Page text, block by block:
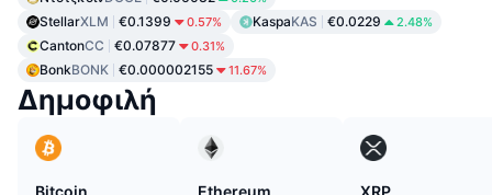
StellarXLM €0.1399 0.57% KaspaKAS €0.0229 2.48%
CantonCC €0.07877 0.31%
BonkBONK €0.000002155 11.67%
Δημοφιλή
Bitcoin
Ethereum
XRP